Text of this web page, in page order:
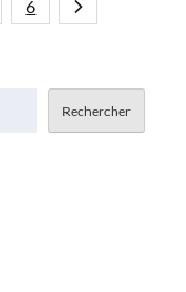
6
Rechercher